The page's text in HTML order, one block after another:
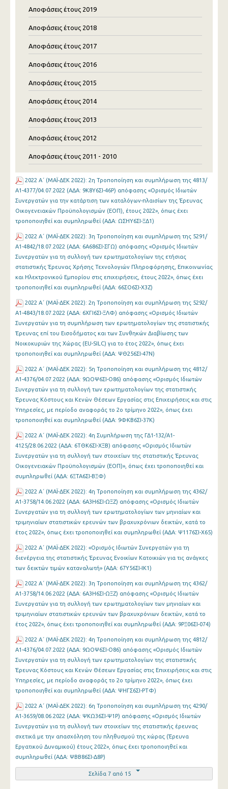
Αποφάσεις έτους 2019
Αποφάσεις έτους 2018
Αποφάσεις έτους 2017
Αποφάσεις έτους 2016
Αποφάσεις έτους 2015
Αποφάσεις έτους 2014
Αποφάσεις έτους 2013
Αποφάσεις έτους 2012
Αποφάσεις έτους 2011 - 2010
2022 Α΄ (MAΪ-ΔΕΚ 2022): 2η Τροποποίηση και συμπλήρωση της 4813/
Α1-4377/04.07.2022 (ΑΔΑ: 9Κ8Υ6ΣΙ-46Ρ) απόφασης «Ορισμός Ιδιωτών
Συνεργατών για την κατάρτιση των καταλόγων-πλαισίων της Έρευνας
Οικογενειακών Προϋπολογισμών (ΕΟΠ), έτους 2022», όπως έχει
τροποποιηθεί και συμπληρωθεί (ΑΔΑ: ΩΣΗΥ6ΣΙ-ΞΔ1)
2022 Α΄ (MAΪ-ΔΕΚ 2022): 3η Τροποποίηση και συμπλήρωση της 5291/
Α1-4842/18.07.2022 (ΑΔΑ: 6Α686ΣΙ-ΣΓΩ) απόφασης «Ορισμός Ιδιωτών
Συνεργατών για τη συλλογή των ερωτηματολογίων της ετήσιας
στατιστικής Έρευνας Χρήσης Τεχνολογιών Πληροφόρησης, Επικοινωνίας
και Ηλεκτρονικού Εμπορίου στις επιχειρήσεις, έτους 2022», όπως έχει
τροποποιηθεί και συμπληρωθεί (ΑΔΑ: 66ΣΟ6ΣΙ-Χ3Ζ)
2022 Α΄ (MAΪ-ΔΕΚ 2022): 2η Τροποποίηση και συμπλήρωση της 5292/
Α1-4843/18.07.2022 (ΑΔΑ: 6ΧΓΙ6ΣΙ-ΞΛΦ) απόφασης «Ορισμός Ιδιωτών
Συνεργατών για τη συμπλήρωση των ερωτηματολογίων της στατιστικής
Έρευνας επί του Εισοδήματος και των Συνθηκών Διαβίωσης των
Νοικοκυριών της Χώρας (EU-SILC) για το έτος 2022», όπως έχει
τροποποιηθεί και συμπληρωθεί (ΑΔΑ: ΨΘ256ΣΙ-47Ν)
2022 Α΄ (MAΪ-ΔΕΚ 2022): 5η Τροποποίηση και συμπλήρωση της 4812/
Α1-4376/04.07.2022 (ΑΔΑ: 9ΩΟΨ6ΣΙ-Ο86) απόφασης «Ορισμός Ιδιωτών
Συνεργατών για τη συλλογή των ερωτηματολογίων της στατιστικής
Έρευνας Κόστους και Κενών Θέσεων Εργασίας στις Επιχειρήσεις και στις
Υπηρεσίες, με περίοδο αναφοράς το 2ο τρίμηνο 2022», όπως έχει
τροποποιηθεί και συμπληρωθεί (ΑΔΑ: 9ΦΚΒ6ΣΙ-37Κ)
2022 Α΄ (MAΪ-ΔΕΚ 2022): 4η Συμπλήρωση της ΓΔ1-132/Α1-
4125/28.06.2022 (ΑΔΑ: 6ΤΘΚ6ΣΙ-ΧΞΒ) απόφασης «Ορισμός Ιδιωτών
Συνεργατών για τη συλλογή των στοιχείων της στατιστικής Έρευνας
Οικογενειακών Προϋπολογισμών (ΕΟΠ)», όπως έχει τροποποιηθεί και
συμπληρωθεί (ΑΔΑ: 6ΞΤΑ6ΣΙ-ΒΞΦ)
2022 Α΄ (MAΪ-ΔΕΚ 2022): 4η Τροποποίηση και συμπλήρωση της 4362/
Α1-3758/14.06.2022 (ΑΔΑ: 6Α3Η6ΣΙ-ΩΞΖ) απόφασης «Ορισμός Ιδιωτών
Συνεργατών για τη συλλογή των ερωτηματολογίων των μηνιαίων και
τριμηνιαίων στατιστικών ερευνών των βραχυχρόνιων δεικτών, κατά το
έτος 2022», όπως έχει τροποποιηθεί και συμπληρωθεί (ΑΔΑ: Ψ1176ΣΙ-Χ65)
2022 Α΄ (MAΪ-ΔΕΚ 2022): «Ορισμός Ιδιωτών Συνεργατών για τη
διενέργεια της στατιστικής Έρευνας Ενοικίων Κατοικιών για τις ανάγκες
των δεικτών τιμών καταναλωτή» (ΑΔΑ: 67Υ56ΣΙ-ΙΚ1)
2022 Α΄ (MAΪ-ΔΕΚ 2022): 3η Τροποποίηση και συμπλήρωση της 4362/
Α1-3758/14.06.2022 (ΑΔΑ: 6Α3Η6ΣΙ-ΩΞΖ) απόφασης «Ορισμός Ιδιωτών
Συνεργατών για τη συλλογή των ερωτηματολογίων των μηνιαίων και
τριμηνιαίων στατιστικών ερευνών των βραχυχρόνιων δεικτών, κατά το
έτος 2022», όπως έχει τροποποιηθεί και συμπληρωθεί (ΑΔΑ: 9ΡΞ06ΣΙ-074)
2022 Α΄ (MAΪ-ΔΕΚ 2022): 4η Τροποποίηση και συμπλήρωση της 4812/
Α1-4376/04.07.2022 (ΑΔΑ: 9ΩΟΨ6ΣΙ-Ο86) απόφασης «Ορισμός Ιδιωτών
Συνεργατών για τη συλλογή των ερωτηματολογίων της στατιστικής
Έρευνας Κόστους και Κενών Θέσεων Εργασίας στις Επιχειρήσεις και στις
Υπηρεσίες, με περίοδο αναφοράς το 2ο τρίμηνο 2022», όπως έχει
τροποποιηθεί και συμπληρωθεί (ΑΔΑ: ΨΗΓΣ6ΣΙ-ΡΤΦ)
2022 Α΄ (MAΪ-ΔΕΚ 2022): 6η Τροποποίηση και συμπλήρωση της 4290/
Α1-3659/08.06.2022 (ΑΔΑ: ΨΚΩ36ΣΙ-Ψ1Ρ) απόφασης «Ορισμός Ιδιωτών
Συνεργατών για τη συλλογή των στοιχείων της στατιστικής έρευνας
σχετικά με την απασχόληση του πληθυσμού της χώρας (Έρευνα
Εργατικού Δυναμικού) έτους 2022», όπως έχει τροποποιηθεί και
συμπληρωθεί (ΑΔΑ: ΨΒΒ86ΣΙ-Δ8Ρ)
Σελίδα 7 από 15